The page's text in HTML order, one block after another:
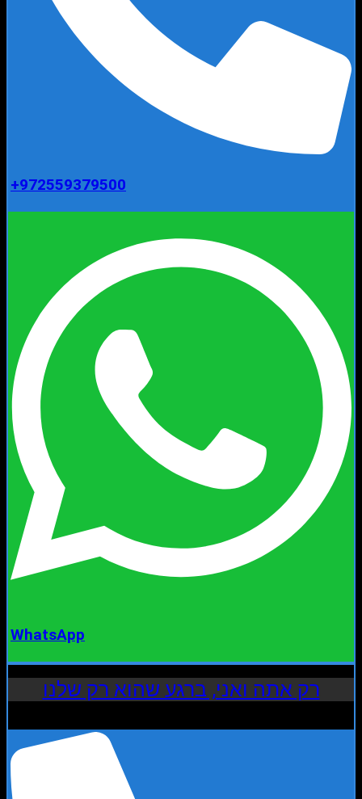
+972559379500
WhatsApp
רק אתה ואני, ברגע שהוא רק שלנו